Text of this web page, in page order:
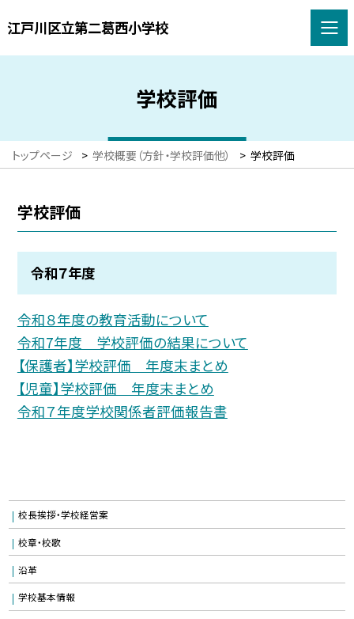
江戸川区立第二葛西小学校
学校評価
トップページ > 学校概要（方針・学校評価他） > 学校評価
学校評価
令和７年度
令和８年度の教育活動について
令和7年度 学校評価の結果について
【保護者】学校評価 年度末まとめ
【児童】学校評価 年度末まとめ
令和７年度学校関係者評価報告書
校長挨拶・学校経営案
校章・校歌
沿革
学校基本情報